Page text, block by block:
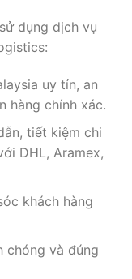
dụng dịch vụ
uy tín, an
hàng chính xác.
tiết kiệm chi
DHL, Aramex,
khách hàng
chóng và đúng